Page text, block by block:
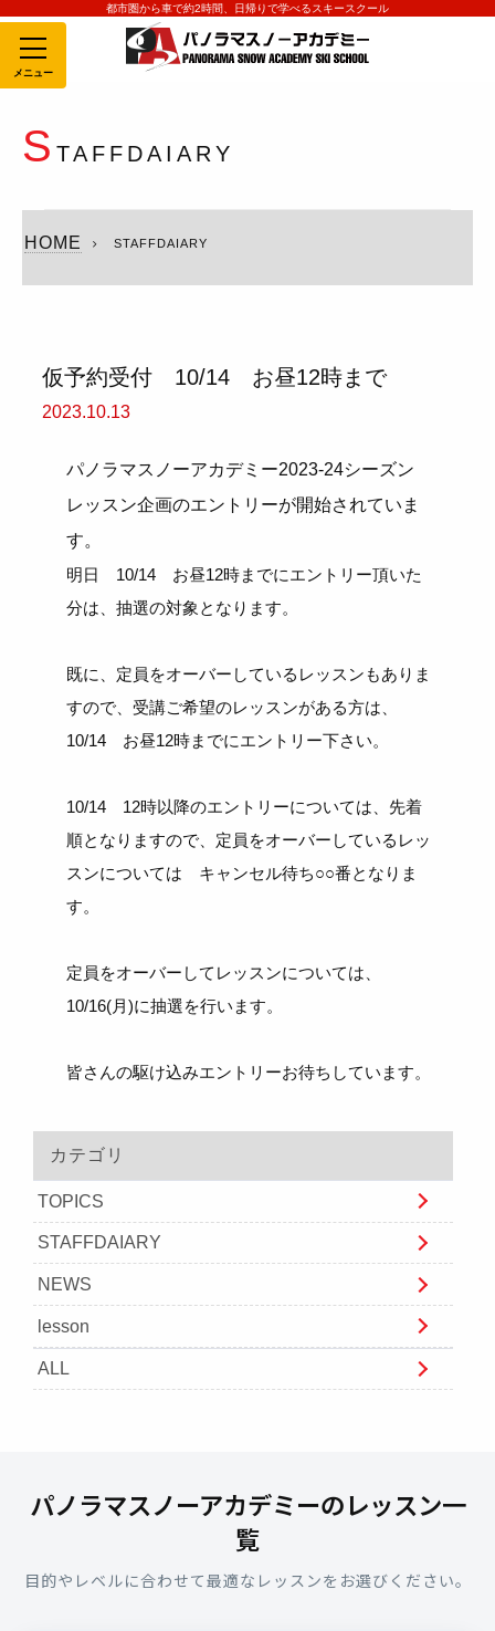
都市圏から車で約2時間、日帰りで学べるスキースクール
MENU
S TAFFDAIARY
HOME STAFFDAIARY
仮予約受付 10/14 お昼12時まで
2023.10.13
パノラマスノーアカデミー2023-24シーズン
レッスン企画のエントリーが開始されていま
す。
明日 10/14 お昼12時までにエントリー頂いた
分は、抽選の対象となります。
既に、定員をオーバーしているレッスンもありま
すので、受講ご希望のレッスンがある方は、
10/14 お昼12時までにエントリー下さい。
10/14 12時以降のエントリーについては、先着
順となりますので、定員をオーバーしているレッ
スンについては キャンセル待ち○○番となりま
す。
定員をオーバーしてレッスンについては、
10/16(月)に抽選を行います。
皆さんの駆け込みエントリーお待ちしています。
カテゴリ
TOPICS
STAFFDAIARY
NEWS
lesson
ALL
パノラマスノーアカデミーのレッスン一
覧
目的やレベルに合わせて最適なレッスンをお選びください。